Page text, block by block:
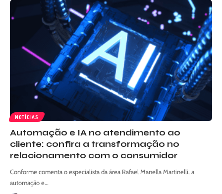
NOTÍCIAS
Automação e IA no atendimento ao
cliente: confira a transformação no
relacionamento com o consumidor
Conforme comenta o especialista da área Rafael Manella Martinelli, a
automação e…